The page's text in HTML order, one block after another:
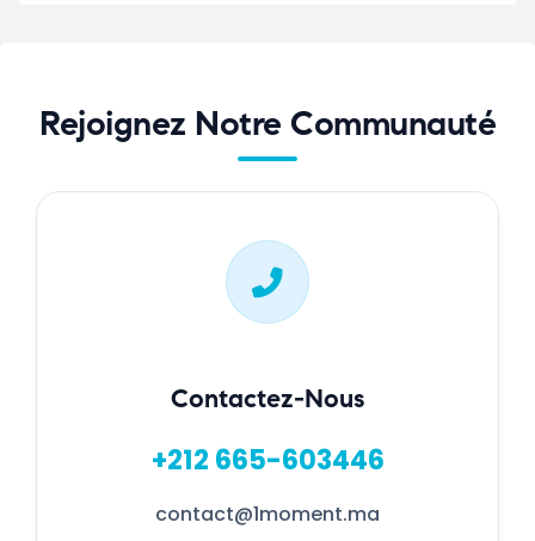
Rejoignez Notre Communauté
Contactez-Nous
+212 665-603446
contact@1moment.ma